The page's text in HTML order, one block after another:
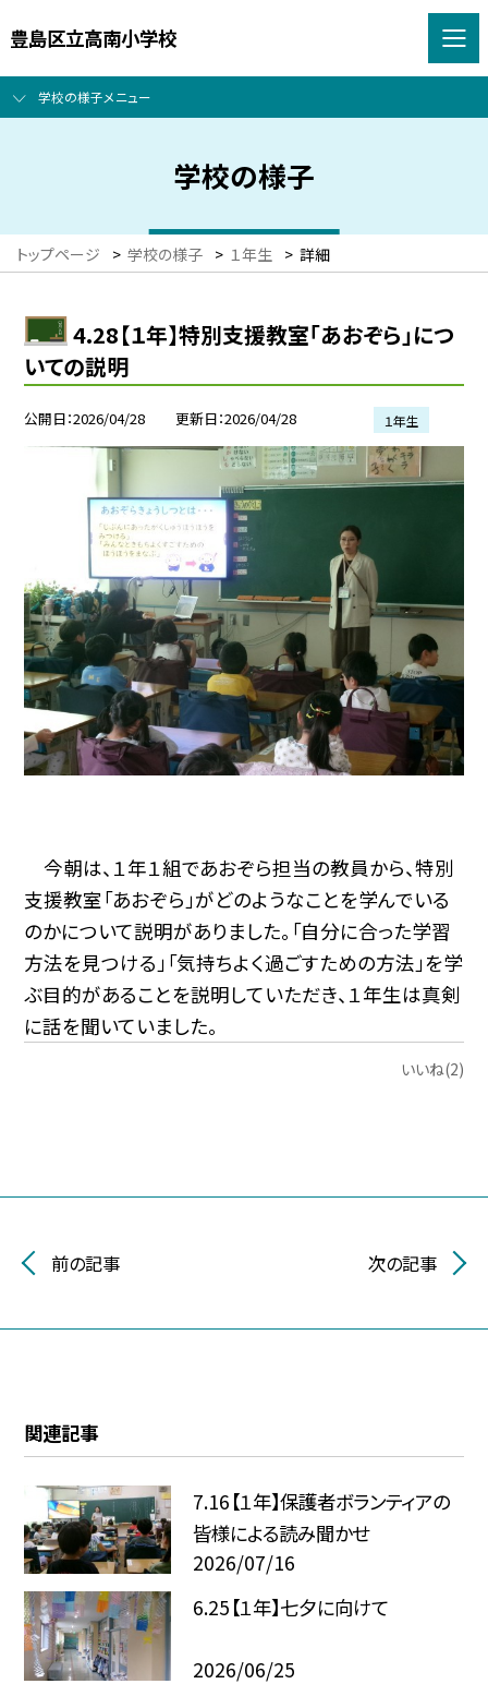
豊島区立高南小学校
学校の様子メニュー
学校の様子
トップページ > 学校の様子 > １年生 > 詳細
4.28【１年】特別支援教室「あおぞら」につ
いての説明
公開日 2026/04/28 更新日 2026/04/28 １年生
今朝は、１年１組であおぞら担当の教員から、特別
支援教室「あおぞら」がどのようなことを学んでいる
のかについて説明がありました。「自分に合った学習
方法を見つける」「気持ちよく過ごすための方法」を学
ぶ目的があることを説明していただき、１年生は真剣
に話を聞いていました。
いいね(2)
前の記事 次の記事
関連記事
7.16【１年】保護者ボランティアの
皆様による読み聞かせ
2026/07/16
6.25【１年】七夕に向けて
2026/06/25